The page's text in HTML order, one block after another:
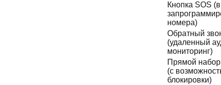
Кнопка SOS
номера)
Обратный
(удаленный
мониторинг)
Прямой
(с
блокировки)